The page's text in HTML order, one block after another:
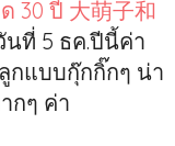
30 ปี 大萌子和
ที่ 5 ธค.ปีนี้ค่า
กแบบกุ๊กกิ๊กๆ น่า
กๆ ค่า